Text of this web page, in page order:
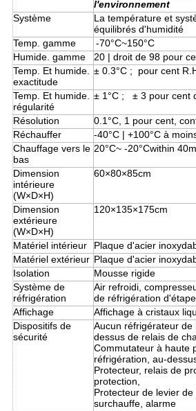
l'environnement
Système
La température et
équilibrés d'humidité
Temp. gamme
-70°C~150°C
Humide. gamme
20 | droit de 98 pour
Temp. Et humide.
exactitude
± 0.3°C ; pour cent
Temp. Et humide.
régularité
± 1°C ; ± 3 pour cent
Résolution
0.1°C, 1 pour cent,
Réchauffer
-40°C | +100°C à
Chauffage vers le
bas
20°C~ -20°Cwithin
Dimension
intérieure
(W×D×H)
60×80×85cm
Dimension
extérieure
(W×D×H)
120×135×175cm
Matériel intérieur
Plaque d'acier
Matériel extérieur Plaque d'acier
Isolation
Mousse rigide
Système de
réfrigération
Air refroidi,
de réfrigération
Affichage
Affichage à cristaux
Dispositifs de
sécurité
Aucun réfrigérateur
dessus de relais de
Commutateur à haute
réfrigération, au-
Protecteur, relais de
protection,
Protecteur de levier
surchauffe, alarme